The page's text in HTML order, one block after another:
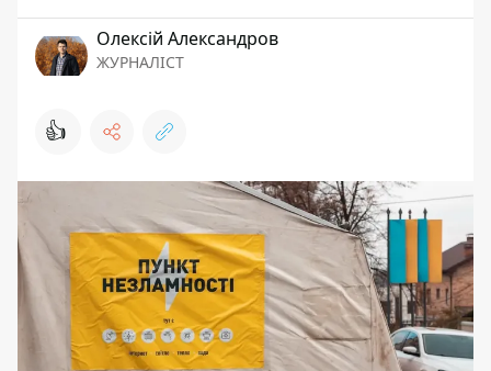
Олексій Александров
ЖУРНАЛІСТ
👍